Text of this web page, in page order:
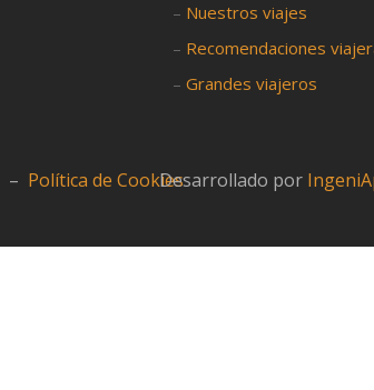
– Nuestros viajes
– Recomendaciones
–Grandes viajeros
– Política de CookiesDesarrollado por